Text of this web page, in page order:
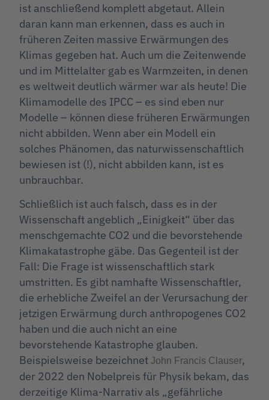
ist anschließend komplett abgetaut. Allein
daran kann man erkennen, dass es auch in
früheren Zeiten massive Erwärmungen des
Klimas gegeben hat. Auch um die Zeitenwende
und im Mittelalter gab es Warmzeiten, in denen
es weltweit deutlich wärmer war als heute! Die
Klimamodelle des IPCC – es sind eben nur
Modelle – können diese früheren Erwärmungen
nicht abbilden. Wenn aber ein Modell ein
solches Phänomen, das naturwissenschaftlich
bewiesen ist (!), nicht abbilden kann, ist es
unbrauchbar.
Schließlich ist auch falsch, dass es in der
Wissenschaft angeblich „Einigkeit“ über das
menschgemachte CO2 und die bevorstehende
Klimakatastrophe gäbe. Das Gegenteil ist der
Fall: Die Frage ist wissenschaftlich stark
umstritten. Es gibt namhafte Wissenschaftler,
die erhebliche Zweifel an der Verursachung der
jetzigen Erwärmung durch anthropogenes CO2
haben und die auch nicht an eine
bevorstehende Katastrophe glauben.
Beispielsweise bezeichnet John Francis Clauser,
der 2022 den Nobelpreis für Physik bekam, das
derzeitige Klima-Narrativ als „gefährliche